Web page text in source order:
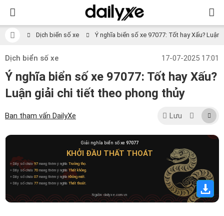
Dịch biển số xe Ý nghĩa biển số xe 97077: Tốt hay Xấu?
Dịch biển số xe 17-07-2025 17:01
Ý nghĩa biển số xe 97077: Tốt hay Xấu?
Luận giải chi tiết theo phong thủy
Ban tham vấn DailyXe Lưu
Giải nghĩa biển số xe 97077
KHỞI ĐẦU THẤT THOÁT
» Dãy số chứa97 mang thêm ý nghĩa Trường thọ.
» Dãy số chứa 70 mang thêm ý nghĩaThất không.
» Dãy số chứa 07 mang thêm ý nghĩaKhông mất.
» Dãy số chứa 77 mang thêm ý nghĩa Thất thoát.
Nguồn: dailyxe.com.vn